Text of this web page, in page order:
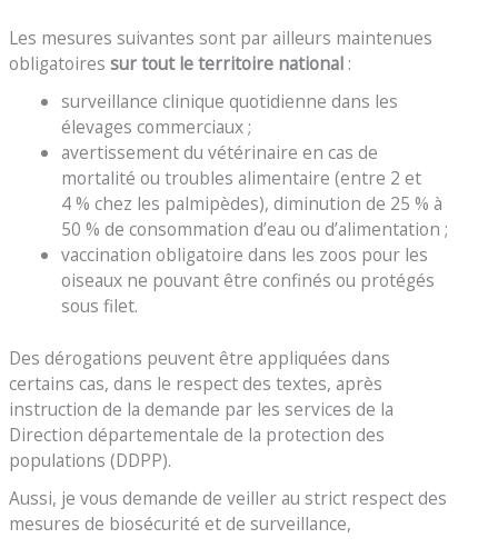
Les mesures suivantes sont par ailleurs maintenues
obligatoires sur tout le territoire national :
surveillance clinique quotidienne dans les
élevages commerciaux ;
avertissement du vétérinaire en cas de
mortalité ou troubles alimentaire (entre 2 et
4 % chez les palmipèdes), diminution de 25 % à
50 % de consommation d’eau ou d’alimentation ;
vaccination obligatoire dans les zoos pour les
oiseaux ne pouvant être confinés ou protégés
sous filet.
Des dérogations peuvent être appliquées dans
certains cas, dans le respect des textes, après
instruction de la demande par les services de la
Direction départementale de la protection des
populations (DDPP).
Aussi, je vous demande de veiller au strict respect des
mesures de biosécurité et de surveillance,